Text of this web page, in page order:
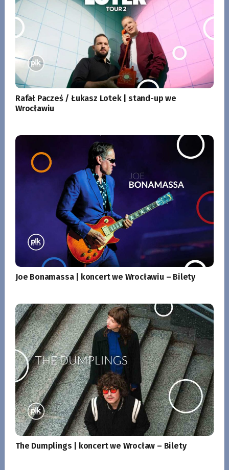
Rafał Pacześ / Łukasz Lotek | stand-up we
Wrocławiu
Joe Bonamassa | koncert we Wrocławiu – Bilety
The Dumplings | koncert we Wrocław – Bilety